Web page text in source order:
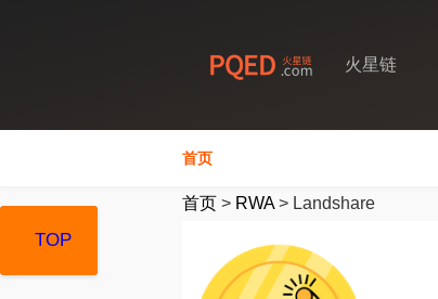
火星链
首页
首页 > RWA> Landshare
TOP
TOP
TOP